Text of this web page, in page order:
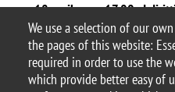
We use a selection of our
the pages of this website:
required in order to use the
which provide better easy of
18 aprile, ore 17.00 -I
passato e futuro
23 aprile, ore 18.00 -La
Sessanta agli Ottanta. Una